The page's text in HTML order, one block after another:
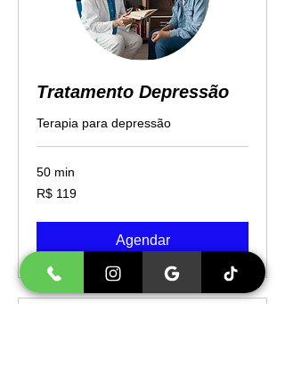
Tratamento Depressão
Terapia para depressão
50 min
119
Reais
R$ 119
Agendar